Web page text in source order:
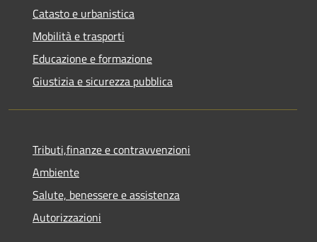
Catasto e urbanistica
Mobilità e trasporti
Educazione e formazione
Giustizia e sicurezza pubblica
Tributi,finanze e contravvenzioni
Ambiente
Salute, benessere e assistenza
Autorizzazioni